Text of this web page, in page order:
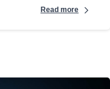
Read more